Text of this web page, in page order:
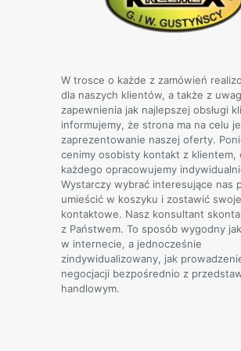
stronie
produktu
W trosce o każde z zamówień
dla naszych klientów, a także z
zapewnienia jak najlepszej obsługi
informujemy, że strona ma na celu
zaprezentowanie naszej oferty.
cenimy osobisty kontakt z klientem,
każdego opracowujemy
Wystarczy wybrać interesujące nas
umieścić w koszyku i zostawić
kontaktowe. Nasz konsultant
z Państwem. To sposób wygodny
w internecie, a jednocześnie
zindywidualizowany, jak
negocjacji bezpośrednio z
handlowym.